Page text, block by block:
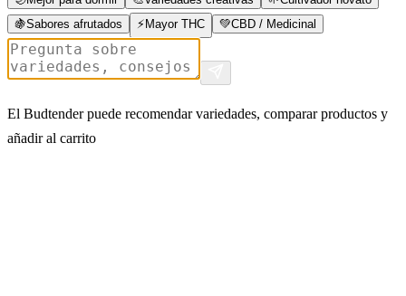
🍇Sabores afrutados ⚡Mayor THC 💚CBD / Medicinal
El Budtender puede recomendar variedades, comparar productos y
añadir al carrito